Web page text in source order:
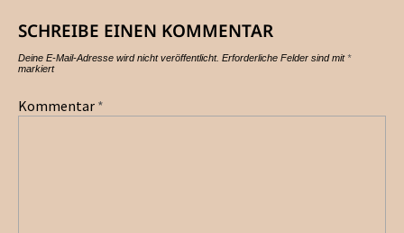
SCHREIBE EINEN KOMMENTAR
Deine E-Mail-Adresse wird nicht veröffentlicht. Erforderliche Felder sind mit*
markiert
Kommentar *